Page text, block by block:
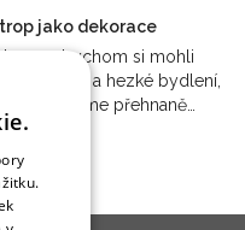
jako dekorace
tomu, abychom si mohli
útulné a hezké bydlení,
přehnaně…